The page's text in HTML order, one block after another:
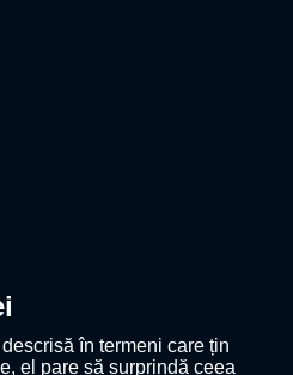
în termeni care țin
el pare să surprindă ceea